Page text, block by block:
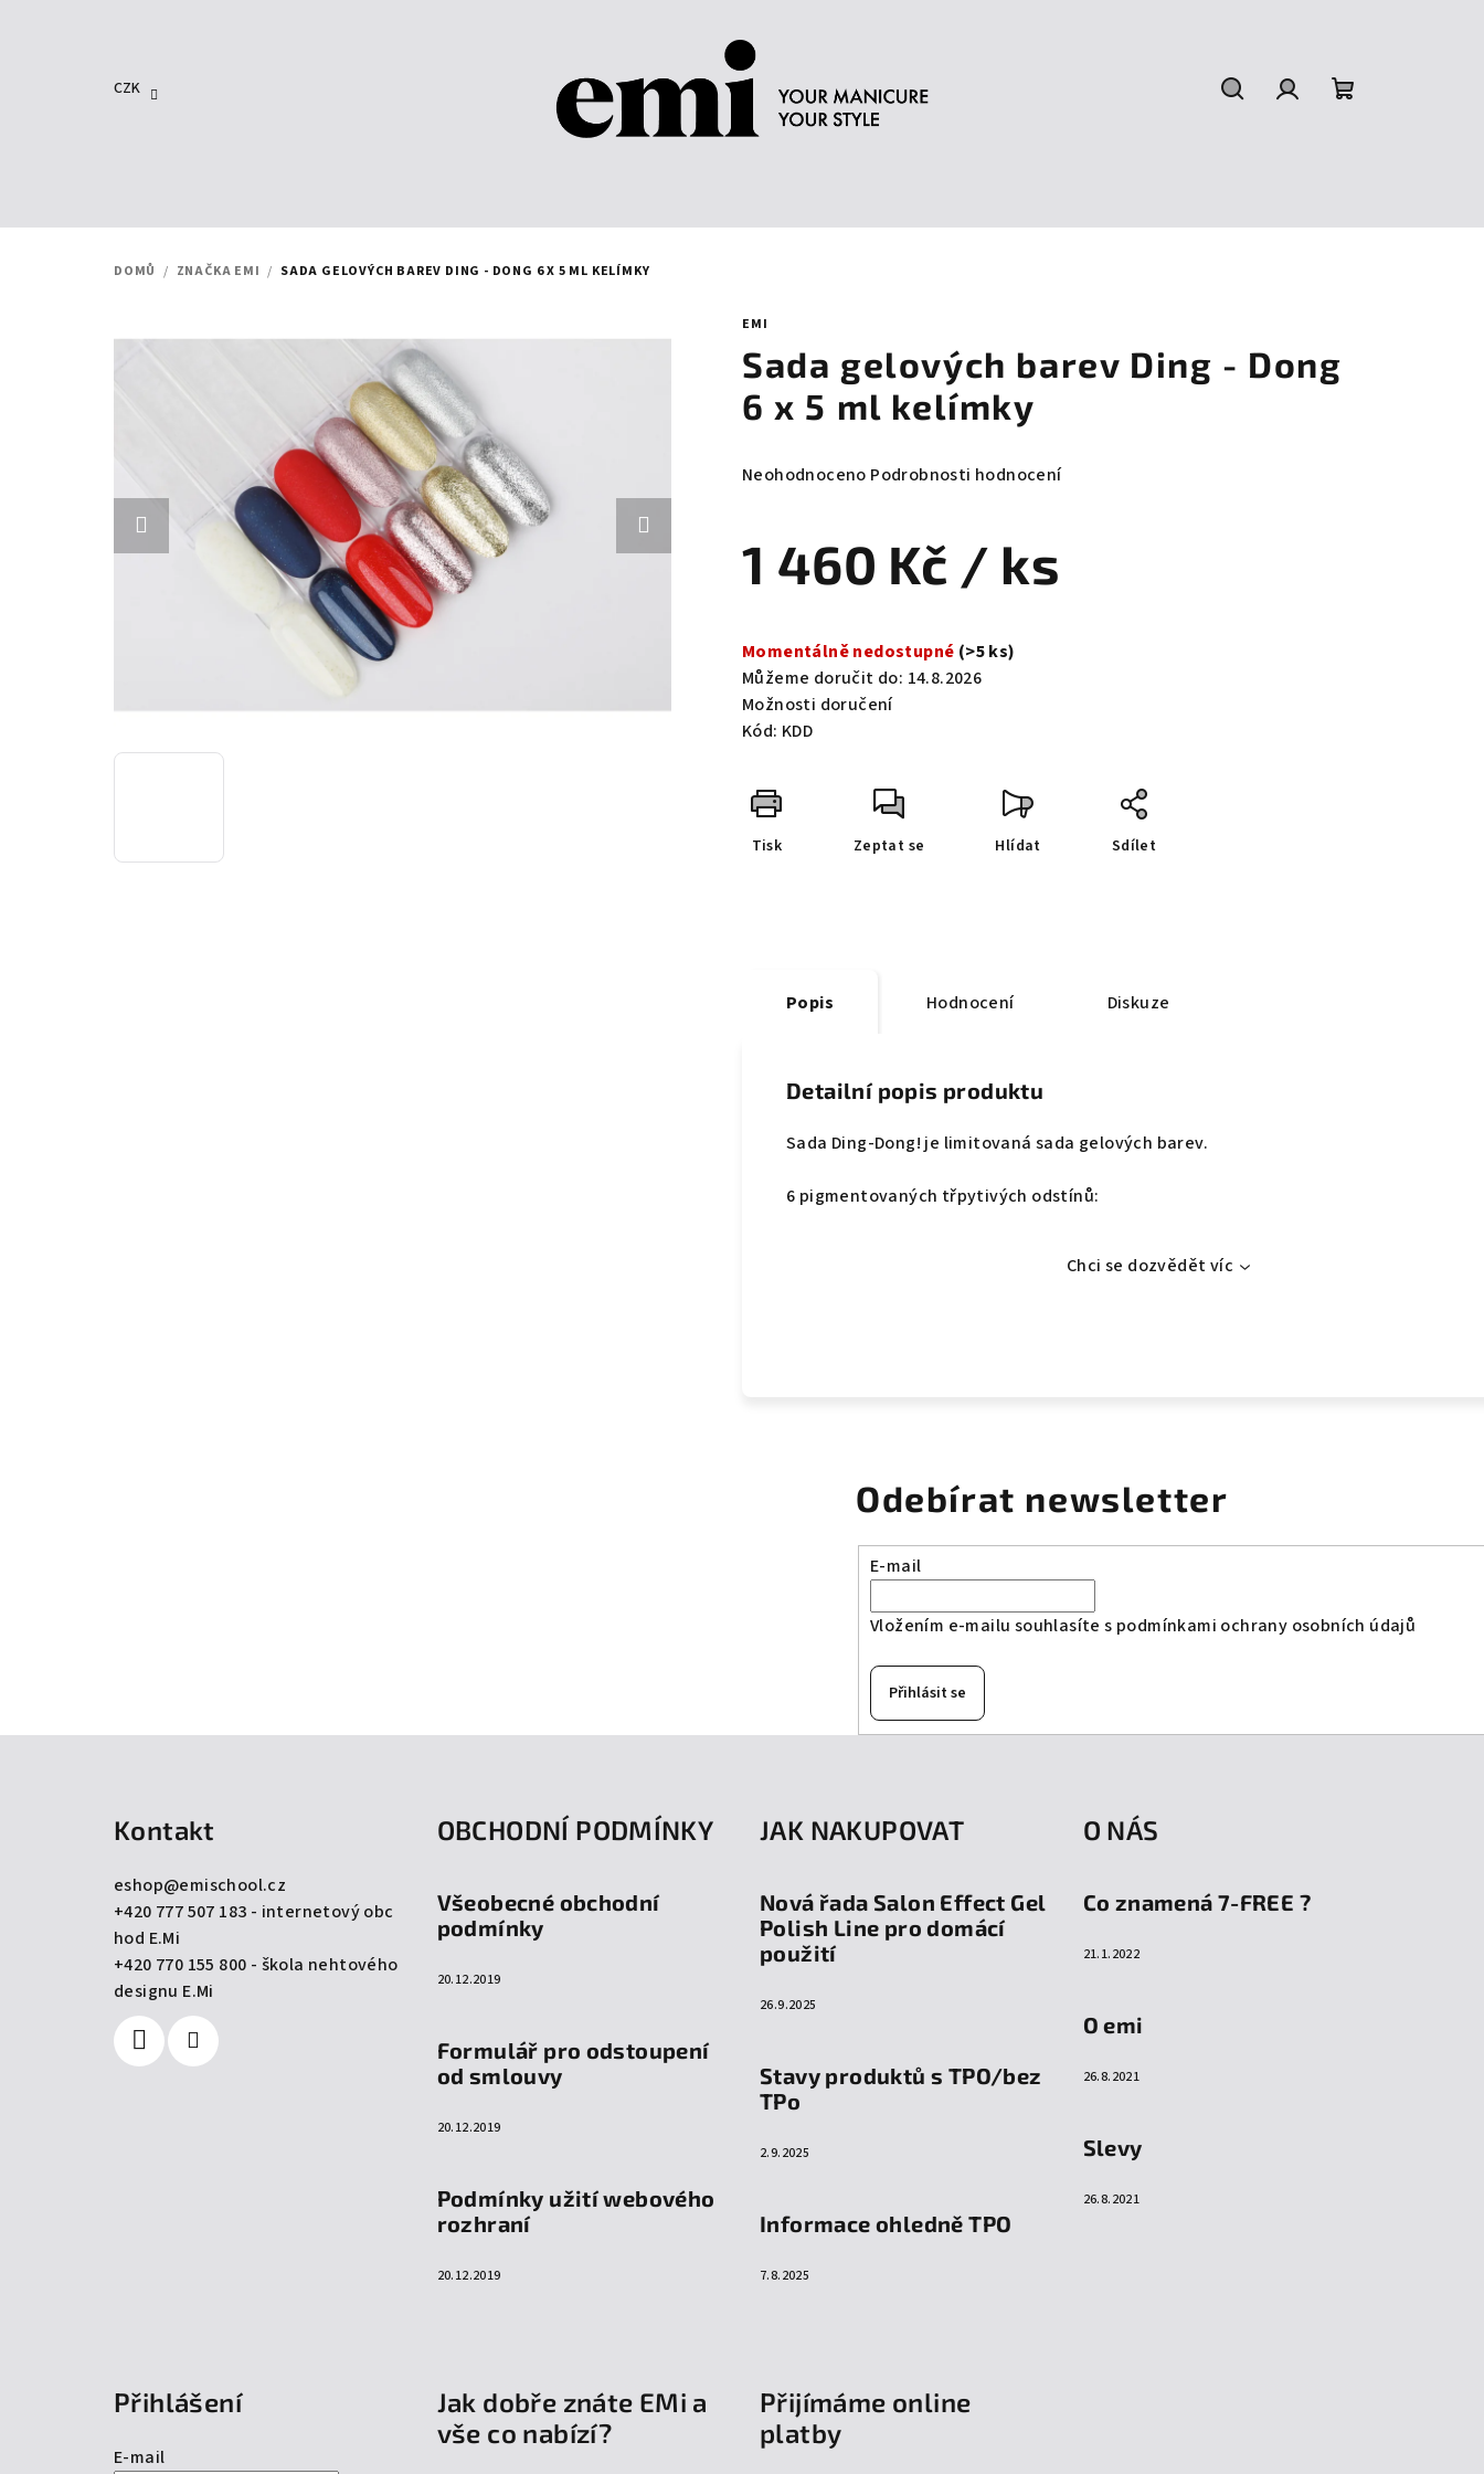
CZK
DOMŮ / ZNAČKA EMI / SADA GELOVÝCH BAREV DING - DONG 6 X 5 ML KELÍMKY
EMI
Sada gelových barev Ding - Dong
6 x 5 ml kelímky
Průměrné
je
0,0
hvězdiček.
Neohodnoceno Podrobnosti hodnocení
1 460 Kč / ks
cena:
Momentálně nedostupné (>5 ks)
Můžeme doručit do: 14.8.2026
Možnosti doručení
Kód: KDD
Tisk Zeptat se Hlídat Sdílet
Popis Hodnocení Diskuze
Detailní popis produktu
Sada Ding-Dong! je limitovaná sada gelových barev.
6 pigmentovaných třpytivých odstínů:
Chci se dozvědět víc
Odebírat newsletter
E-mail
Vložením e-mailu souhlasíte s podmínkami ochrany osobních údajů
Přihlásit se
Kontakt
eshop@emischool.cz
+420 777 507 183 - internetový obc
hod E.Mi
+420 770 155 800 - škola nehtového
designu E.Mi
OBCHODNÍ PODMÍNKY
Všeobecné obchodní
podmínky
20.12.2019
Formulář pro odstoupení
od smlouvy
20.12.2019
Podmínky užití webového
rozhraní
20.12.2019
JAK NAKUPOVAT
Nová řada Salon Effect Gel
Polish Line pro domácí
použití
26.9.2025
Stavy produktů s TPO/bez
TPo
2.9.2025
Informace ohledně TPO
7.8.2025
O NÁS
Co znamená 7-FREE ?
21.1.2022
O emi
26.8.2021
Slevy
26.8.2021
Přihlášení
E-mail
Jak dobře znáte EMi a
vše co nabízí?
Přijímáme online
platby